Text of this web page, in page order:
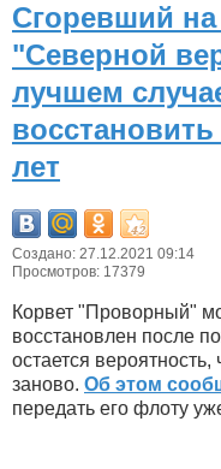
Сгоревший
"Северной
лучшем
лет
Создано: 27.12.2021 09:14
Просмотров: 17379
Корвет "Проворный"
восстановлен после
остается вероятность,
заново. Об этом
передать его флоту